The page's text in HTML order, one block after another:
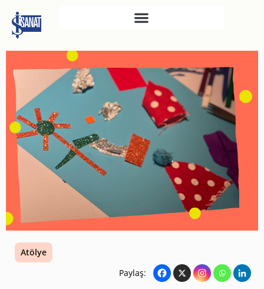
SAHNE SANATLARI
TÜRKIYE İŞ BANKASI
RESIM HEYKEL MÜZESI
TÜRKIYE İŞ BANKASI
MÜZESI
İKTISADI BAĞIMSIZLIK
MÜZESI
ATATÜRK KÜTÜPHANESI
SANAT GALERILERI
KÜLTÜREL MIRASA
DESTEK
Atölye
Paylaş: